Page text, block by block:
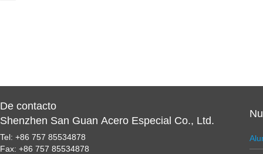
De contacto
Shenzhen San Guan Acero Especial Co., Ltd.
Tel: +86 757 85534878
Fax: +86 757 85534878